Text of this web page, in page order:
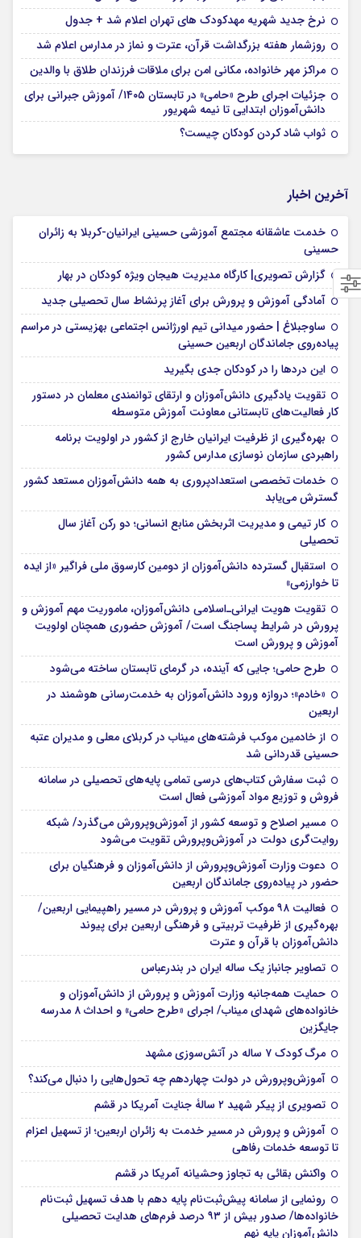
نرخ جدید شهریه مهدکودک های تهران اعلام شد + جدول
روزشمار هفته بزرگداشت قرآن، عترت و نماز در مدارس اعلام شد
مراکز مهر خانواده، مکانی امن برای ملاقات فرزندان طلاق با والدین
جزئیات اجرای طرح «حامی» در تابستان ۱۴۰۵/ آموزش جبرانی برای
دانش‌آموزان ابتدایی تا نیمه شهریور
ثواب شاد کردن کودکان چیست؟
آخرین اخبار
خدمت عاشقانه مجتمع آموزشی‌ حسینی ایرانیان-کربلا به زائران
حسینی
گزارش تصویری| کارگاه مدیریت هیجان ویژه کودکان در بهار
آمادگی آموزش و پرورش برای آغاز پرنشاط سال تحصیلی جدید
ساوجبلاغ | حضور میدانی تیم اورژانس اجتماعی بهزیستی در مراسم
پیاده‌روی جاماندگان اربعین حسینی
این درد‌ها را در کودکان جدی بگیرید
تقویت یادگیری دانش‌آموزان و ارتقای توانمندی معلمان در دستور
کار فعالیت‌های تابستانی معاونت آموزش متوسطه
بهره‌گیری از ظرفیت ایرانیان خارج از کشور در اولویت برنامه
راهبردی سازمان نوسازی مدارس کشور
خدمات تخصصی استعدادپروری به همه دانش‌آموزان مستعد کشور
گسترش می‌یابد
کار تیمی و مدیریت اثربخش منابع انسانی؛ دو رکن آغاز سال
تحصیلی
استقبال گسترده دانش‌آموزان از دومین کارسوق ملی فراگیر «از ایده
تا خوارزمی»
تقویت هویت ایرانی‌ـ‌اسلامی دانش‌آموزان، ماموریت مهم آموزش و
پرورش در شرایط پساجنگ است/ آموزش حضوری همچنان اولویت
آموزش و پرورش است
طرح حامی؛ جایی که آینده، در گرمای تابستان ساخته می‌شود
«خادم»؛ دروازه ورود دانش‌آموزان به خدمت‌رسانی هوشمند در
اربعین
از خادمین موکب فرشته‌های میناب در کربلای معلی و مدیران عتبه
حسینی قدردانی شد
ثبت سفارش کتاب‌های درسی تمامی پایه‌های تحصیلی در سامانه
فروش و توزیع مواد آموزشی فعال است
مسیر اصلاح و توسعه کشور از آموزش‌وپرورش می‌گذرد/ شبکه
روایت‌‌گری دولت در آموزش‌وپرورش تقویت می‌شود
دعوت وزارت آموزش‌وپرورش از دانش‌آموزان و فرهنگیان برای
حضور در پیاده‌روی جاماندگان اربعین
فعالیت ۹۸ موکب آموزش و پرورش در مسیر راهپیمایی اربعین/
بهره‌گیری از ظرفیت تربیتی و فرهنگی اربعین برای پیوند
دانش‌آموزان با قرآن و عترت
تصاویر جانباز یک ساله ایران در بندرعباس
حمایت همه‌جانبه وزارت آموزش و پرورش از دانش‌آموزان و
خانواده‌های شهدای میناب/ اجرای «طرح حامی» و احداث ۸ مدرسه
جایگزین
مرگ کودک ۷ ساله در آتش‌سوزی مشهد
آموزش‌وپرورش در دولت چهاردهم چه تحول‌هایی را دنبال می‌کند؟
تصویری از پیکر شهید ۲ سالۀ جنایت آمریکا در قشم
آموزش و پرورش در مسیر خدمت به زائران اربعین؛ از تسهیل اعزام
تا توسعه خدمات رفاهی
واکنش بقائی به تجاوز وحشیانه آمریکا در قشم
رونمایی از سامانه پیش‌ثبت‌نام پایه دهم با هدف تسهیل ثبت‌نام
خانواده‌ها/ صدور بیش از ۹۳ درصد فرم‌های هدایت تحصیلی
دانش‌آموزان پایه نهم